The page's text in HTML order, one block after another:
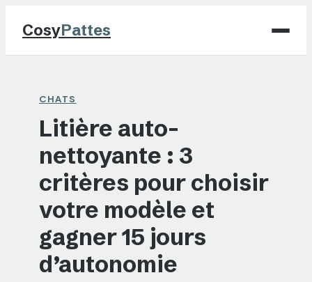
CosyPattes
Chats
NAC
Maison
Jardinage
CHATS
Litière auto-
nettoyante : 3
critères pour choisir
votre modèle et
gagner 15 jours
d’autonomie